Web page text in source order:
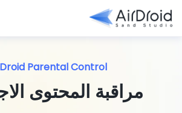
Parental Control
مراقبة المحتوى